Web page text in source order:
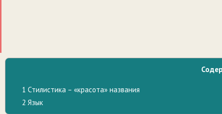
1 Стилистика – «красота» названия
2 Язык